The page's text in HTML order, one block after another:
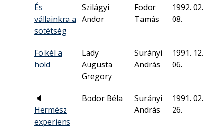
És
vállainkra a
sötétség
Szilágyi
Andor
Fodor
Tamás
1992. 02.
08.
Fölkél a
hold
Lady
Augusta
Gregory
Surányi
András
1991. 12.
06.
🔈
Hermész
experiens
Bodor Béla
Surányi
András
1991. 02.
26.